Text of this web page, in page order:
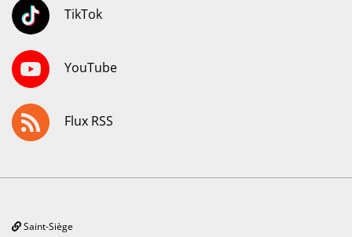
TikTok
YouTube
Flux RSS
Saint-Siège